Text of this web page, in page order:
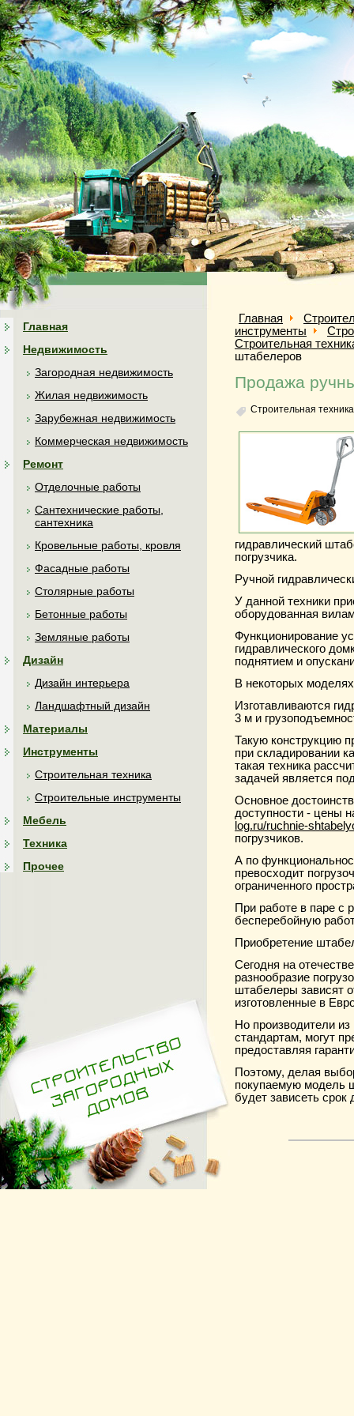
Главная
Недвижимость
Загородная недвижимость
Жилая недвижимость
Зарубежная недвижимость
Коммерческая недвижимость
Ремонт
Отделочные работы
Сантехнические работы,
сантехника
Кровельные работы, кровля
Фасадные работы
Столярные работы
Бетонные работы
Земляные работы
Дизайн
Дизайн интерьера
Ландшафтный дизайн
Материалы
Инструменты
Строительная техника
Строительные инструменты
Мебель
Техника
Прочее
Главная
инструменты
Строительная
штабелеров
Продажа
Строительная техника
гидравлический
погрузчика.
Ручной
У данной техники
оборудованная
Функционирование
гидравлического
поднятием и
В некоторых
Изготавливаются
3 м и
Такую конструкцию
при складировании
такая техника
задачей является
Основное
доступности - цены
log.ru/ruchnie-
погрузчиков.
А по
превосходит
ограниченного
При работе в паре с
бесперебойную
Приобретение
Сегодня на
разнообразие
штабелеры зависят
изготовленные в
Но производители
стандартам, могут
предоставляя
Поэтому, делая
покупаемую модель
будет зависеть срок